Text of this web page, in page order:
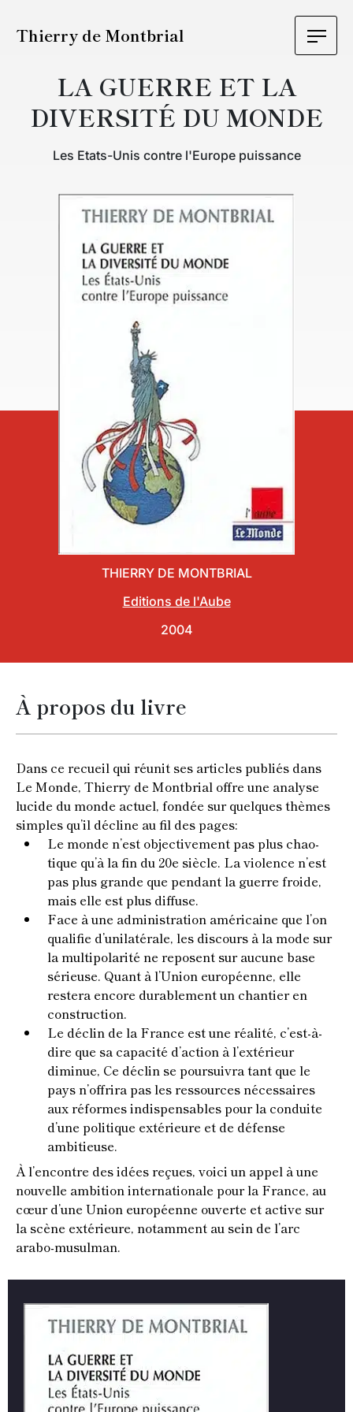
Thierry de Montbrial
LA GUERRE ET LA
DIVERSITÉ DU MONDE
Les Etats-Unis contre l'Europe puissance
THIERRY DE MONTBRIAL
Editions de l'Aube
2004
À propos du livre
Dans ce recueil qui réunit ses articles publiés dans
Le Monde, Thierry de Montbrial offre une analyse
lucide du monde actuel, fondée sur quelques thèmes
simples qu’il décline au fil des pages:
Le monde n’est objectivement pas plus chao-
tique qu’à la fin du 20e siècle. La violence n’est
pas plus grande que pendant la guerre froide,
mais elle est plus diffuse.
Face à une administration américaine que l’on
qualifie d’unilatérale, les discours à la mode sur
la multipolarité ne reposent sur aucune base
sérieuse. Quant à l’Union européenne, elle
restera encore durablement un chantier en
construction.
Le déclin de la France est une réalité, c’est-à-
dire que sa capacité d’action à l’extérieur
diminue, Ce déclin se poursuivra tant que le
pays n’offrira pas les ressources nécessaires
aux réformes indispensables pour la conduite
d’une politique extérieure et de défense
ambitieuse.
À l’encontre des idées reçues, voici un appel à une
nouvelle ambition internationale pour la France, au
cœur d’une Union européenne ouverte et active sur
la scène extérieure, notamment au sein de l’arc
arabo-musulman.